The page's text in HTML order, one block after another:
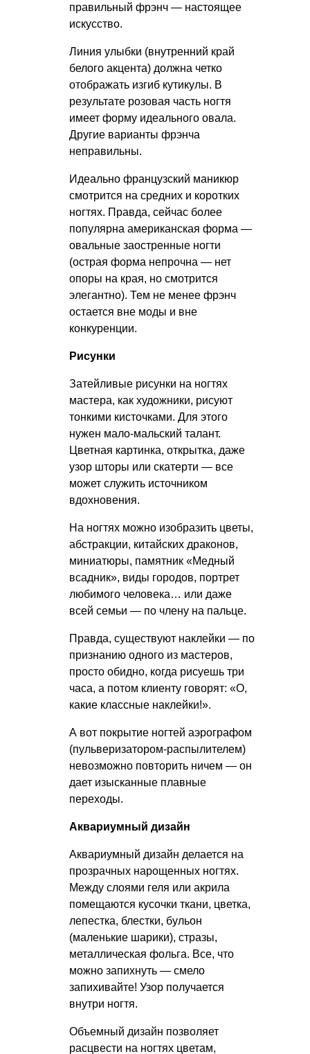
правильный фрэнч — настоящее
искусство.
Линия улыбки (внутренний край
белого акцента) должна четко
отображать изгиб кутикулы. В
результате розовая часть ногтя
имеет форму идеального овала.
Другие варианты фрэнча
неправильны.
Идеально французский маникюр
смотрится на средних и коротких
ногтях. Правда, сейчас более
популярна американская форма —
овальные заостренные ногти
(острая форма непрочна — нет
опоры на края, но смотрится
элегантно). Тем не менее фрэнч
остается вне моды и вне
конкуренции.
Рисунки
Затейливые рисунки на ногтях
мастера, как художники, рисуют
тонкими кисточками. Для этого
нужен мало-мальский талант.
Цветная картинка, открытка, даже
узор шторы или скатерти — все
может служить источником
вдохновения.
На ногтях можно изобразить цветы,
абстракции, китайских драконов,
миниатюры, памятник «Медный
всадник», виды городов, портрет
любимого человека… или даже
всей семьи — по члену на пальце.
Правда, существуют наклейки — по
признанию одного из мастеров,
просто обидно, когда рисуешь три
часа, а потом клиенту говорят: «О,
какие классные наклейки!».
А вот покрытие ногтей аэрографом
(пульверизатором-распылителем)
невозможно повторить ничем — он
дает изысканные плавные
переходы.
Аквариумный дизайн
Аквариумный дизайн делается на
прозрачных нарощенных ногтях.
Между слоями геля или акрила
помещаются кусочки ткани, цветка,
лепестка, блестки, бульон
(маленькие шарики), стразы,
металлическая фольга. Все, что
можно запихнуть — смело
запихивайте! Узор получается
внутри ногтя.
Объемный дизайн позволяет
расцвести на ногтях цветам,